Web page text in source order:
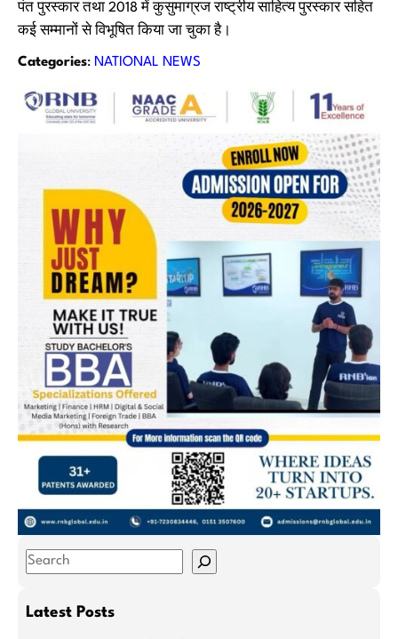
पंत पुरस्कार तथा 2018 में कुसुमाग्रज राष्ट्रीय साहित्य पुरस्कार सहित
कई सम्मानों से विभूषित किया जा चुका है।
Categories: NATIONAL NEWS
S
aLatest Posts